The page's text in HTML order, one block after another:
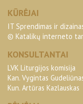
KŪRĖJAI
IT Sprendimas ir
© Katalikų interneto
KONSULTANTAI
LVK Liturgijos komisija
Kan. Vygintas
Kun. Artūras Kazlauskas